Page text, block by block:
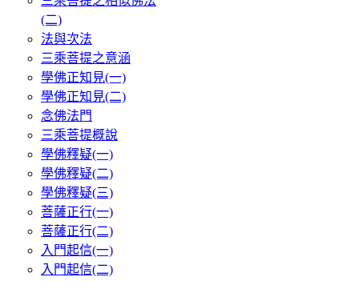
(二)
法與次法
三乘菩提之意涵
學佛正知見(一)
學佛正知見(二)
念佛法門
三乘菩提概說
學佛釋疑(一)
學佛釋疑(二)
學佛釋疑(三)
菩薩正行(一)
菩薩正行(二)
入門起信(一)
入門起信(二)